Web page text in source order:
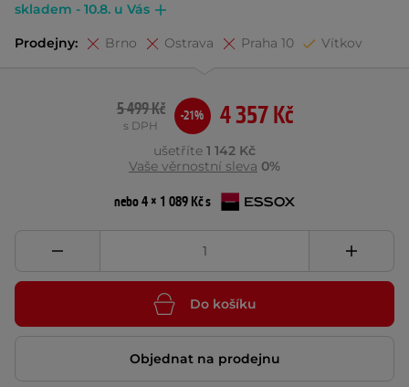
skladem - 10.8. u Vás
Prodejny: Brno Ostrava Praha 10 Vítkov
4 357 Kč
5 499 Kč
s DPH
-21%
ušetříte 1 142 Kč
Vaše věrnostní sleva 0%
nebo 4 × 1 089 Kč s
Do košíku
Objednat na prodejnu